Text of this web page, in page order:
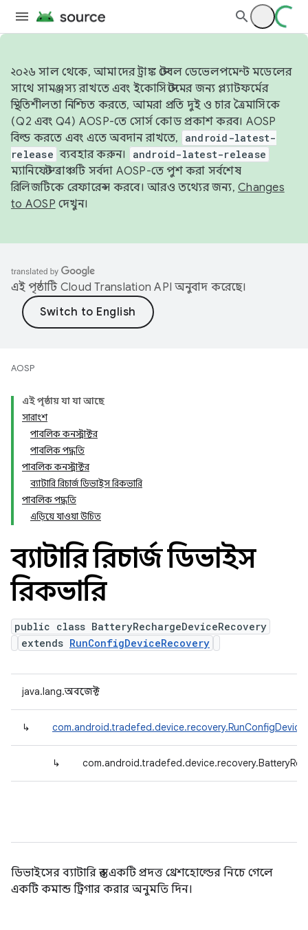
২০২৬ সাল থেকে, আমাদের ট্রাঙ্ক স্টেবল ডেভেলপমেন্ট মডেলের
সাথে সামঞ্জস্য রাখতে এবং ইকোসিস্টেমের জন্য প্ল্যাটফর্মের
স্থিতিশীলতা নিশ্চিত করতে, আমরা প্রতি দুই ও চার ত্রৈমাসিকে
(Q2 এবং Q4) AOSP-তে সোর্স কোড প্রকাশ করব। AOSP
বিল্ড করতে এবং এতে অবদান রাখতে,
android-latest-
release ব্যবহার করুন। android-latest-release
ম্যানিফেস্ট ব্রাঞ্চটি সর্বদা AOSP-তে পুশ করা সর্বশেষ
রিলিজটিকে রেফারেন্স করবে। আরও তথ্যের জন্য, Changes
to AOSP দেখুন।
এই পৃষ্ঠাটি Cloud Translation API অনুবাদ করেছে।
AOSP
এই পৃষ্ঠায় যা যা আছে
সারাংশ
পাবলিক কনস্ট্রাক্টর
পাবলিক পদ্ধতি
পাবলিক কনস্ট্রাক্টর
ব্যাটারি রিচার্জ ডিভাইস রিকভারি
পাবলিক পদ্ধতি
এড়িয়ে যাওয়া উচিত
ব্যাটারি রিচার্জ ডিভাইস
রিকভারি
public class BatteryRechargeDeviceRecovery
extends RunConfigDeviceRecovery
java.lang.অবজেক্ট
↳
↳
ডিভাইসের ব্যাটারি স্তর একটি প্রদত্ত থ্রেশহোল্ডের নিচে গেলে
একটি কমান্ড ট্রিগার করার অনুমতি দিন।